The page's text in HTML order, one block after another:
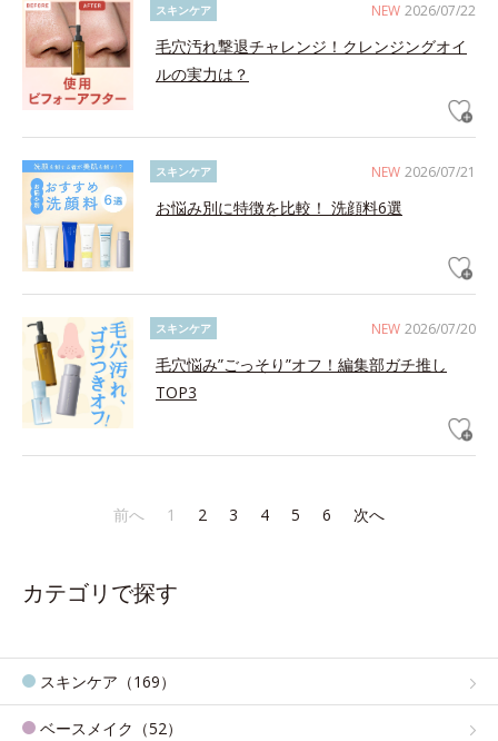
NEW 2026/07/22
スキンケア
毛穴汚れ撃退チャレンジ！クレンジングオイ
ルの実力は？
NEW 2026/07/21
スキンケア
お悩み別に特徴を比較！ 洗顔料6選
NEW 2026/07/20
スキンケア
毛穴悩み”ごっそり”オフ！編集部ガチ推し
TOP3
前へ 1 2 3 4 5 6 次へ
カテゴリで探す
スキンケア（169）
ベースメイク（52）